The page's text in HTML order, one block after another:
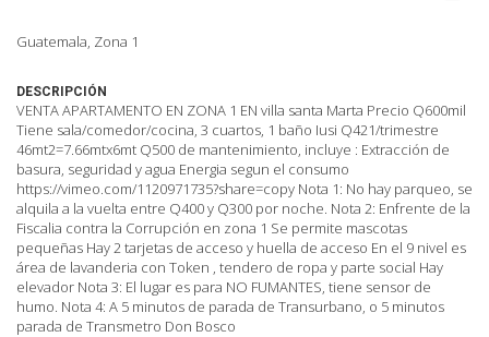
Guatemala, Zona 1
DESCRIPCIÓN
VENTA APARTAMENTO EN ZONA 1 EN villa santa Marta Precio Q600mil
Tiene sala/comedor/cocina, 3 cuartos, 1 baño Iusi Q421/trimestre
46mt2=7.66mtx6mt Q500 de mantenimiento, incluye : Extracción de
basura, seguridad y agua Energia segun el consumo
https://vimeo.com/1120971735?share=copy Nota 1: No hay parqueo, se
alquila a la vuelta entre Q400 y Q300 por noche. Nota 2: Enfrente de la
Fiscalia contra la Corrupción en zona 1 Se permite mascotas
pequeñas Hay 2 tarjetas de acceso y huella de acceso En el 9 nivel es
área de lavanderia con Token , tendero de ropa y parte social Hay
elevador Nota 3: El lugar es para NO FUMANTES, tiene sensor de
humo. Nota 4: A 5 minutos de parada de Transurbano, o 5 minutos
parada de Transmetro Don Bosco